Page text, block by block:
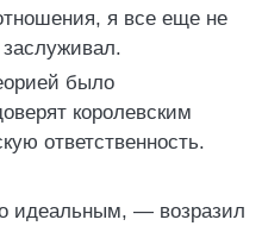
я все еще не
было
королевским
ответственность.
идеальным, — возразил